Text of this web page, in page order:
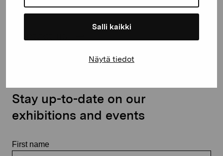
Salli kaikki
Näytä tiedot
Stay up-to-date on our
exhibitions and events
First name